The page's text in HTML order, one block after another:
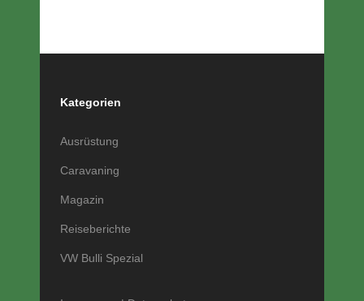
Kategorien
Ausrüstung
Caravaning
Magazin
Reiseberichte
VW Bulli Spezial